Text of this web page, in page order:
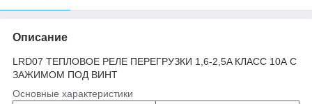
Описание
LRD07 ТЕПЛОВОЕ РЕЛЕ ПЕРЕГРУЗКИ 1,6-2,5A КЛАСС 10А С
ЗАЖИМОМ ПОД ВИНТ
Основные характеристики